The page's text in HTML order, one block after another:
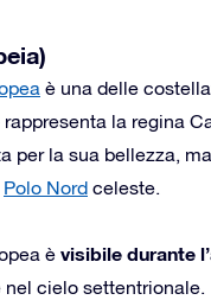
è una delle
rappresenta la regina
per la sua bellezza,
Polo Nord celeste.
è visibile durante
cielo settentrionale.